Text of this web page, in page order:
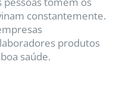
constantemente.
produtos
saúde.